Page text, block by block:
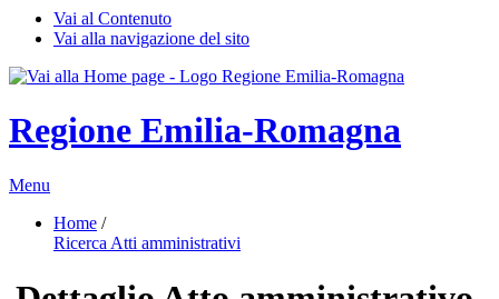
Vai al Contenuto
Vai alla navigazione del sito
Regione Emilia-Romagna
Menu
Home /
Ricerca Atti amministrativi